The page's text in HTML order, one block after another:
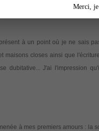
à un point où je ne sais
maisons closes ainsi que
dubitative... J'ai l'impression
à mes premiers amours : la
Merci,